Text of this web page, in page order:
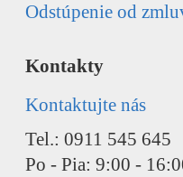
Odstúpenie od
Kontakty
Kontaktujte nás
Tel.: 0911 545 645
Po - Pia: 9:00 -